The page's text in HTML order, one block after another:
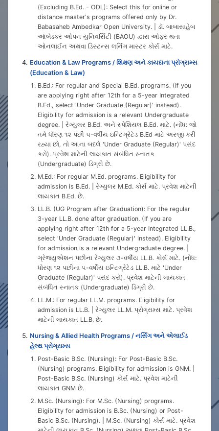
(Excluding B.Ed. - ODL): Select this for online or
distance master's programs offered only by Dr.
Babasaheb Ambedkar Open University. | ડૉ. બાબાસાહેબ
આંબેડકર ઓપન યુનિવર્સિટી (BAOU) દ્વારા ઓફર થતા
ઓનલાઈન અથવા ડિસ્ટન્સ લર્નિંગ માસ્ટર કોર્સ માટે.
Education & Law Programs / શિક્ષણ અને કાયદાના પ્રોગ્રામ્સ
(Education & Law)
B.Ed.: For regular and Special B.Ed. programs. (If you
are applying right after 12th for a 5-year Integrated
B.Ed., select 'Under Graduate (Regular)' instead).
Eligibility for admission is a relevant Undergraduate
degree. | રેગ્યુલર B.Ed. અને સ્પેશિયલ B.Ed. માટે. (નોંધ: જો
તમે ધોરણ ૧૨ પછી ૫-વર્ષીય ઇન્ટિગ્રેટેડ B.Ed માટે અરજી કરી
રહ્યા છો, તો આના બદલે 'Under Graduate (Regular)' પસંદ
કરો). પ્રવેશ માટેની લાયકાત સંબંધિત સ્નાતક
(Undergraduate) ડિગ્રી છે.
M.Ed.: For regular M.Ed. programs. Eligibility for
admission is B.Ed. | રેગ્યુલર M.Ed. કોર્સ માટે. પ્રવેશ માટેની
લાયકાત B.Ed. છે.
LL.B. (UG Program after Graduation): For the regular
3-year LL.B. done after graduation. (If you are
applying right after 12th for a 5-year Integrated LL.B.,
select 'Under Graduate (Regular)' instead). Eligibility
for admission is a relevant Undergraduate degree. |
ગ્રેજ્યુએશન પછીના રેગ્યુલર ૩-વર્ષીય LL.B. કોર્સ માટે. (નોંધ:
ધોરણ ૧૨ પછીના ૫-વર્ષીય ઇન્ટિગ્રેટેડ LL.B. માટે 'Under
Graduate (Regular)' પસંદ કરો). પ્રવેશ માટેની લાયકાત
સંબંધિત સ્નાતક (Undergraduate) ડિગ્રી છે.
LL.M.: For regular LL.M. programs. Eligibility for
admission is LL.B. | રેગ્યુલર LL.M. પ્રોગ્રામ્સ માટે. પ્રવેશ
માટેની લાયકાત LL.B. છે.
Nursing & Allied Health Programs / નર્સિંગ અને એલાઈડ
હેલ્થ પ્રોગ્રામ્સ
Post-Basic B.Sc. (Nursing): For Post-Basic B.Sc.
(Nursing) programs. Eligibility for admission is GNM. |
Post-Basic B.Sc. (Nursing) કોર્સ માટે. પ્રવેશ માટેની
લાયકાત GNM છે.
M.Sc. (Nursing): For M.Sc. (Nursing) programs.
Eligibility for admission is B.Sc. (Nursing) or Post-
Basic B.Sc. (Nursing). | M.Sc. (Nursing) કોર્સ માટે. પ્રવેશ